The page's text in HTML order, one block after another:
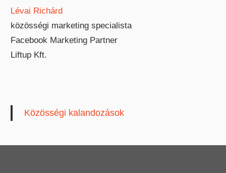
Lévai Richárd
közösségi marketing specialista
Facebook Marketing Partner
Liftup Kft.
Közösségi kalandozások